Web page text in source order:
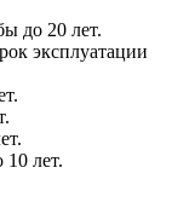
до 20 лет.
эксплуатации
лет.